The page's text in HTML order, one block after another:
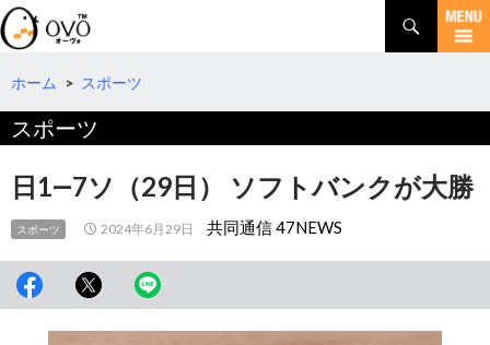
検
索
コ
テ
へ
ホーム > スポーツ
スポーツ
日1―7ソ（29日） ソフトバンクが大勝
スポーツ 2024年6月29日 共同通信 47NEWS